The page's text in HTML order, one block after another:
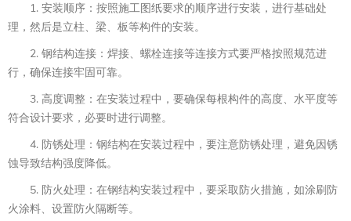
1. 安装顺序：按照施工图纸要求的顺序进行安装，进行基础处
理，然后是立柱、梁、板等构件的安装。
2. 钢结构连接：焊接、螺栓连接等连接方式要严格按照规范进
行，确保连接牢固可靠。
3. 高度调整：在安装过程中，要确保每根构件的高度、水平度等
符合设计要求，必要时进行调整。
4. 防锈处理：钢结构在安装过程中，要注意防锈处理，避免因锈
蚀导致结构强度降低。
5. 防火处理：在钢结构安装过程中，要采取防火措施，如涂刷防
火涂料、设置防火隔断等。